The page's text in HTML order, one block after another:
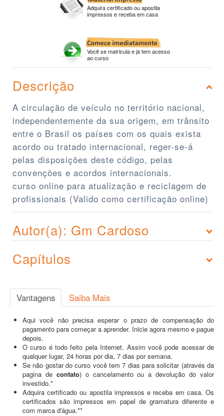
Adquira certificado ou apostila
impressos e receba em casa
Você se matricula e já tem acesso
ao curso
Descrição
A circulação de veículo no território nacional,
independentemente da sua origem, em trânsito
entre o Brasil os países com os quais exista
acordo ou tratado internacional, reger-se-á
pelas disposições deste código, pelas
convenções e acordos internacionais.
curso online para atualização e reciclagem de
profissionais (Valido como certificação online)
Autor(a): Gm Cardoso
Capítulos
Vantagens Saiba Mais
Aqui você não precisa esperar o prazo de compensação do
pagamento para começar a aprender. Inicie agora mesmo e pague
depois.
O curso é todo feito pela Internet. Assim você pode acessar de
qualquer lugar, 24 horas por dia, 7 dias por semana.
Se não gostar do curso você tem 7 dias para solicitar (através da
pagina de contato) o cancelamento ou a devolução do valor
investido.*
Adquira certificado ou apostila impressos e receba em casa. Os
certificados são impressos em papel de gramatura diferente e
com marca d'água.**